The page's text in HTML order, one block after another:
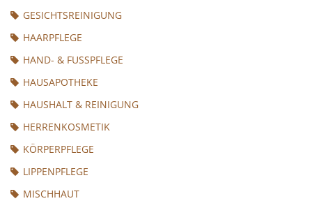
GESICHTSREINIGUNG
HAARPFLEGE
HAND- & FUSSPFLEGE
HAUSAPOTHEKE
HAUSHALT & REINIGUNG
HERRENKOSMETIK
KÖRPERPFLEGE
LIPPENPFLEGE
MISCHHAUT